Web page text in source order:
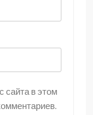
сайта в этом